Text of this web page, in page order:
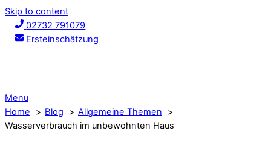
Skip to content
02732 791079
Ersteinschätzung
Menu
Home
Blog
Allgemeine Themen
Wasserverbrauch im unbewohnten Haus